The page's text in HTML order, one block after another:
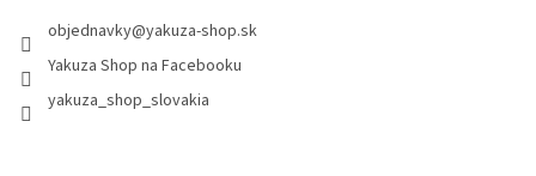
objednavky@yakuza-shop.sk
Yakuza Shop na Facebooku
yakuza_shop_slovakia